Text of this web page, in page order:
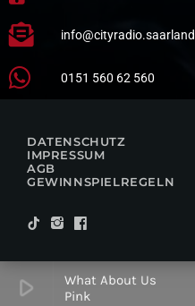
play_arrow
What About Us
Pink
info@cityradio.saarland
0151 560 62 560
DATENSCHUTZ
IMPRESSUM
AGB
GEWINNSPIELREGELN